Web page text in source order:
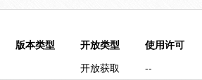
版本类型 开放类型
使用许可
开放获取 --